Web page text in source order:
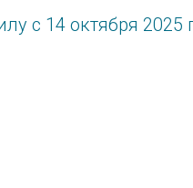
с 14 октября 2025